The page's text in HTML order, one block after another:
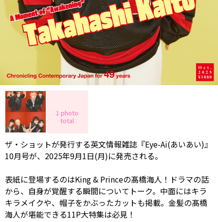
1 photo
total
ザ・ショットが発行する英文情報雑誌『Eye-Ai(あいあい)』
10月号が、2025年9月1日(月)に発売される。
表紙に登場するのはKing & Princeの髙橋海人！ドラマの話
から、自身が覚醒する瞬間についてトーク。中面にはキラ
キラメイクや、帽子をかぶったカットも掲載。金髪の髙橋
海人が堪能できる11P大特集は必見！